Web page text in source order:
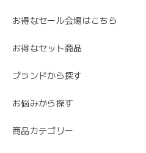
お得なセール会場はこちら
お得なセット商品
ブランドから探す
お悩みから探す
商品カテゴリー